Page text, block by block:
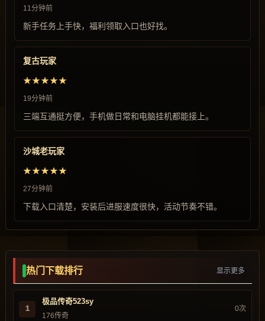
11分钟前
新手任务上手快，福利领取入口也好找。
复古玩家
★★★★★
19分钟前
三端互通挺方便，手机做日常和电脑挂机都能接上。
沙城老玩家
★★★★★
27分钟前
下载入口清楚，安装后进服速度很快，活动节奏不错。
热门下载排行 显示更多
1
极品传奇523sy
176传奇
0次